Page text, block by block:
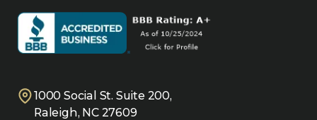
1000 Social St. Suite 200,
Raleigh, NC 27609